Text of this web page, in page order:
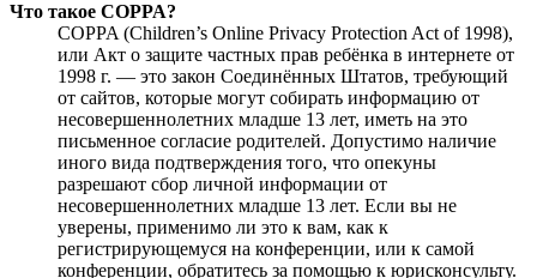
Что такое COPPA?
COPPA (Children’s Online Privacy Protection Act of 1998),
или Акт о защите частных прав ребёнка в интернете от
1998 г. — это закон Соединённых Штатов, требующий
от сайтов, которые могут собирать информацию от
несовершеннолетних младше 13 лет, иметь на это
письменное согласие родителей. Допустимо наличие
иного вида подтверждения того, что опекуны
разрешают сбор личной информации от
несовершеннолетних младше 13 лет. Если вы не
уверены, применимо ли это к вам, как к
регистрирующемуся на конференции, или к самой
конференции, обратитесь за помощью к юрисконсульту.